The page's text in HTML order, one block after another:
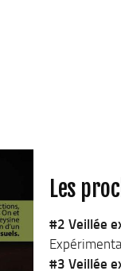
Les
#2 Veillée
#3 Veillée